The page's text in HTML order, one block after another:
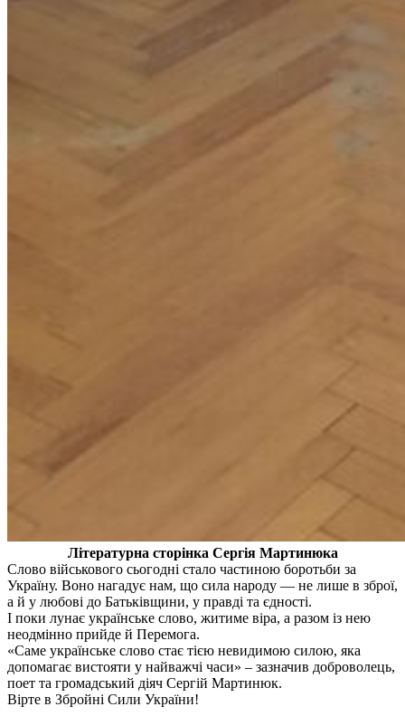
Літературна сторінка Сергія Мартинюка
Слово військового сьогодні стало частиною боротьби за
Україну. Воно нагадує нам, що сила народу — не лише в зброї,
а й у любові до Батьківщини, у правді та єдності.
І поки лунає українське слово, житиме віра, а разом із нею
неодмінно прийде й Перемога.
«Саме українське слово стає тією невидимою силою, яка
допомагає вистояти у найважчі часи» – зазначив доброволець,
поет та громадський діяч Сергій Мартинюк.
Вірте в Збройні Сили України!